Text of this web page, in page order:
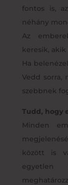
fontos is,
néhány
Az
keresik,
Ha
Vedd sorra,
szebbnek
Tudd, hogy
Minden
között is
egyetlen